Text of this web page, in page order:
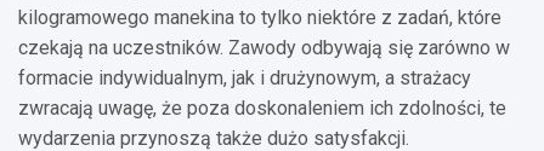
kilogramowego manekina to tylko niektóre z zadań, które
czekają na uczestników. Zawody odbywają się zarówno w
formacie indywidualnym, jak i drużynowym, a strażacy
zwracają uwagę, że poza doskonaleniem ich zdolności, te
wydarzenia przynoszą także dużo satysfakcji.